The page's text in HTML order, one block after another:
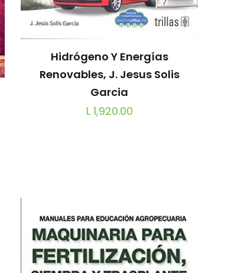
Hidrógeno Y Energías
Renovables, J. Jesus Solis
Garcia
L1,920.00